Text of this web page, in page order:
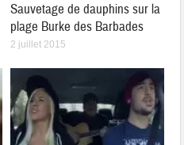
Sauvetage de dauphins sur la
plage Burke des Barbades
2 juillet 2015